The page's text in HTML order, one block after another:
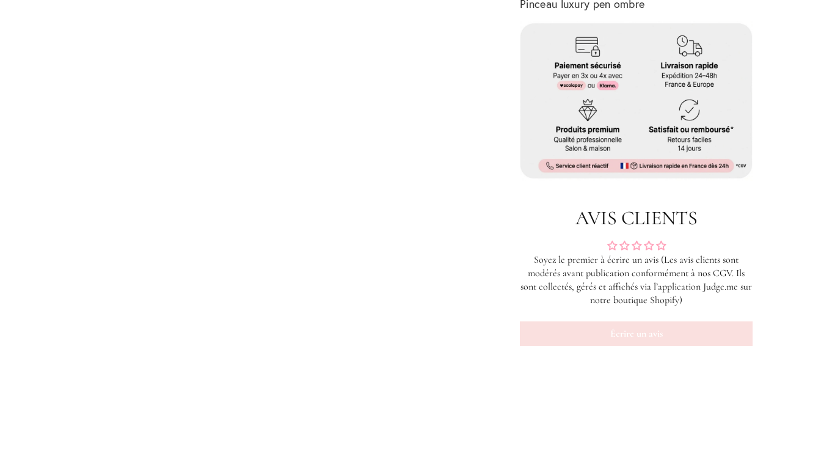
Pinceau luxury pen ombre
AVIS CLIENTS
Soyez le premier à écrire un avis (Les avis clients sont
modérés avant publication conformément à nos CGV. Ils
sont collectés, gérés et affichés via l’application Judge.me sur
notre boutique Shopify)
Écrire un avis